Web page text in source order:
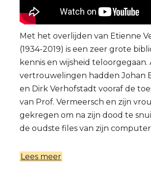
Met het overlijden van Etienne
(1934-2019) is een zeer grote
kennis en wijsheid teloorgegaan.
vertrouwelingen hadden Johan
en Dirk Verhofstadt vooraf de
van Prof. Vermeersch en zijn
gekregen om na zijn dood te
de oudste files van zijn
Lees meer